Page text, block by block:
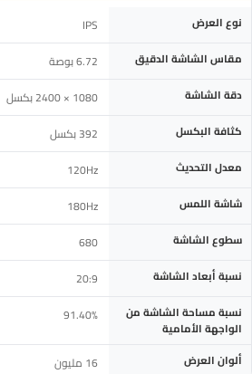
المواصفة
نوع العرض IPS
مقاس الشاشة الدقيق 6.72 بوصة
دقة الشاشة 1080 × 2400 بكسل
كثافة البكسل 392 بكسل
معدل التحديث 120Hz
شاشة اللمس 180Hz
سطوع الشاشة 680
نسبة أبعاد الشاشة 20:9
نسبة مساحة الشاشة من
الواجهة الأمامية
91.40%
ألوان العرض 16 مليون